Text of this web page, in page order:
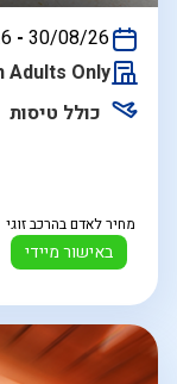
- 30/08/26
Adults Only
כולל טיסות
באישור מיידי
מחיר לאדם בהרכב זוגי